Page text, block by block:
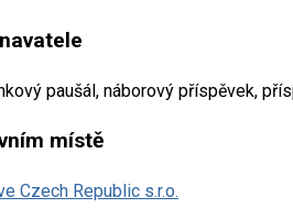
paušál, náborový příspěvek,
místě
Czech Republic s.r.o.